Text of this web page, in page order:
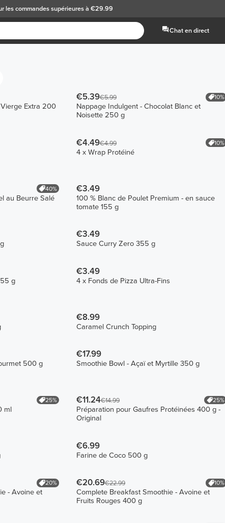
les commandes supérieures à €29.99
Chat en direct
Extra 200
€5.39€5.99 10%
Nappage Indulgent - Chocolat Blanc et
Noisette 250 g
€4.49€4.99 10%
4 x Wrap Protéiné
40%
au Beurre Salé
€3.49
100 % Blanc de Poulet Premium - en sauce
tomate 155 g
€3.49
Sauce Curry Zero 355 g
g
€3.49
4 x Fonds de Pizza Ultra-Fins
€8.99
Caramel Crunch Topping
500 g
€17.99
Smoothie Bowl - Açaï et Myrtille 350 g
25%
ml
€11.24€14.99 25%
Préparation pour Gaufres Protéinées 400 g -
Original
€6.99
Farine de Coco 500 g
20%
- Avoine et
€20.69€22.99 10%
Complete Breakfast Smoothie - Avoine et
Fruits Rouges 400 g